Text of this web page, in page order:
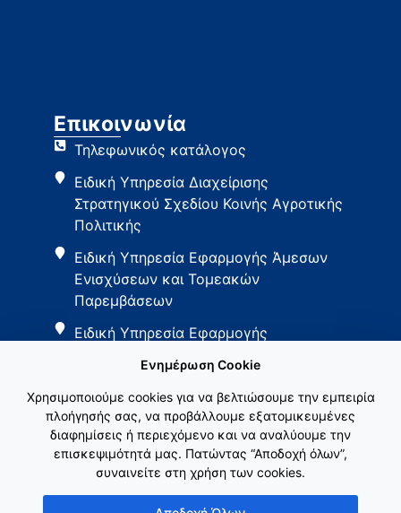
Επικοινωνία
Τηλεφωνικός κατάλογος
Ειδική Υπηρεσία Διαχείρισης
Στρατηγικού Σχεδίου Κοινής Αγροτικής
Πολιτικής
Ειδική Υπηρεσία Εφαρμογής Άμεσων
Ενισχύσεων και Τομεακών
Παρεμβάσεων
Ειδική Υπηρεσία Εφαρμογής
Εθνικό Δίκτυο ΚΑΠ
Ενημέρωση Cookie
Χρησιμοποιούμε cookies για να βελτιώσουμε την εμπειρία
πλοήγησής σας, να προβάλλουμε εξατομικευμένες
διαφημίσεις ή περιεχόμενο και να αναλύουμε την
επισκεψιμότητά μας. Πατώντας “Αποδοχή όλων”,
συναινείτε στη χρήση των cookies.